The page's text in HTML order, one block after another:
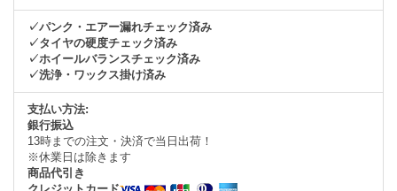
✓パンク・エアー漏れチェック済み
✓タイヤの硬度チェック済み
✓ホイールバランスチェック済み
✓洗浄・ワックス掛け済み
支払い方法:
銀行振込
13時までの注文・決済で当日出荷！
※休業日は除きます
商品代引き